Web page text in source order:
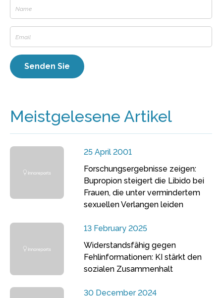
Meistgelesene Artikel
25 April 2001
Forschungsergebnisse zeigen:
Bupropion steigert die Libido bei
Frauen, die unter vermindertem
sexuellen Verlangen leiden
13 February 2025
Widerstandsfähig gegen
Fehlinformationen: KI stärkt den
sozialen Zusammenhalt
30 December 2024